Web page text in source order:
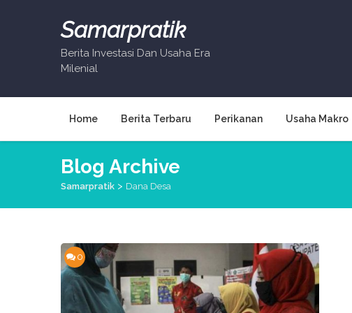
Samarpratik
Berita Investasi Dan Usaha Era
Milenial
Home Berita Terbaru Perikanan Usaha Makro
Blog Archive
Samarpratik > Dana Desa
0